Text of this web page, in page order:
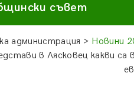
съвет
администрация > Новини
в Лясковец какви